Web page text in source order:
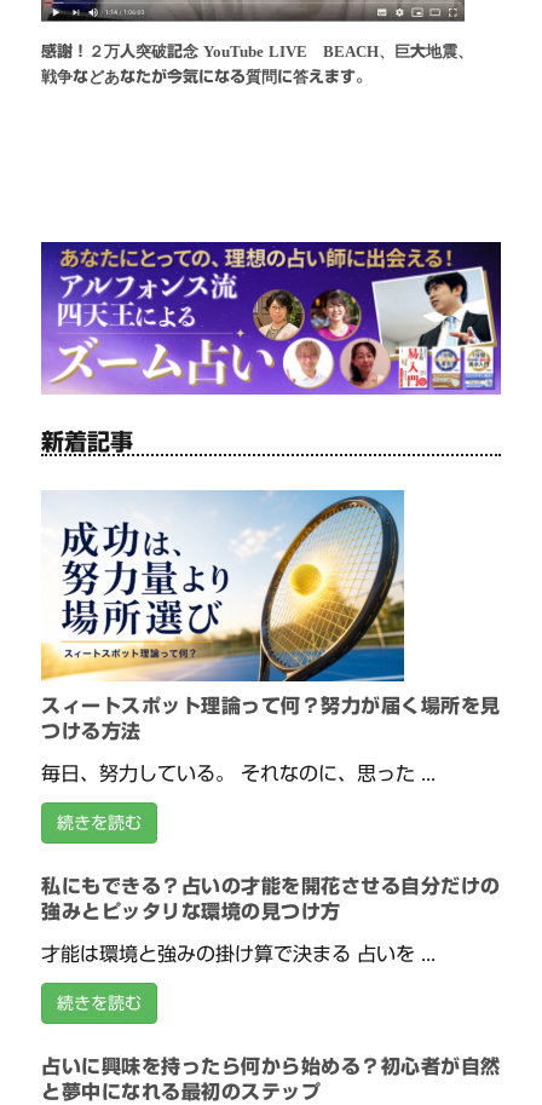
感謝！２万人突破記念 YouTube LIVE BEACH、巨大地震、
戦争などあなたが今気になる質問に答えます。
新着記事
スィートスポット理論って何？努力が届く場所を見
つける方法
毎日、努力している。 それなのに、思った ...
続きを読む
私にもできる？占いの才能を開花させる自分だけの
強みとピッタリな環境の見つけ方
才能は環境と強みの掛け算で決まる 占いを ...
続きを読む
占いに興味を持ったら何から始める？初心者が自然
と夢中になれる最初のステップ